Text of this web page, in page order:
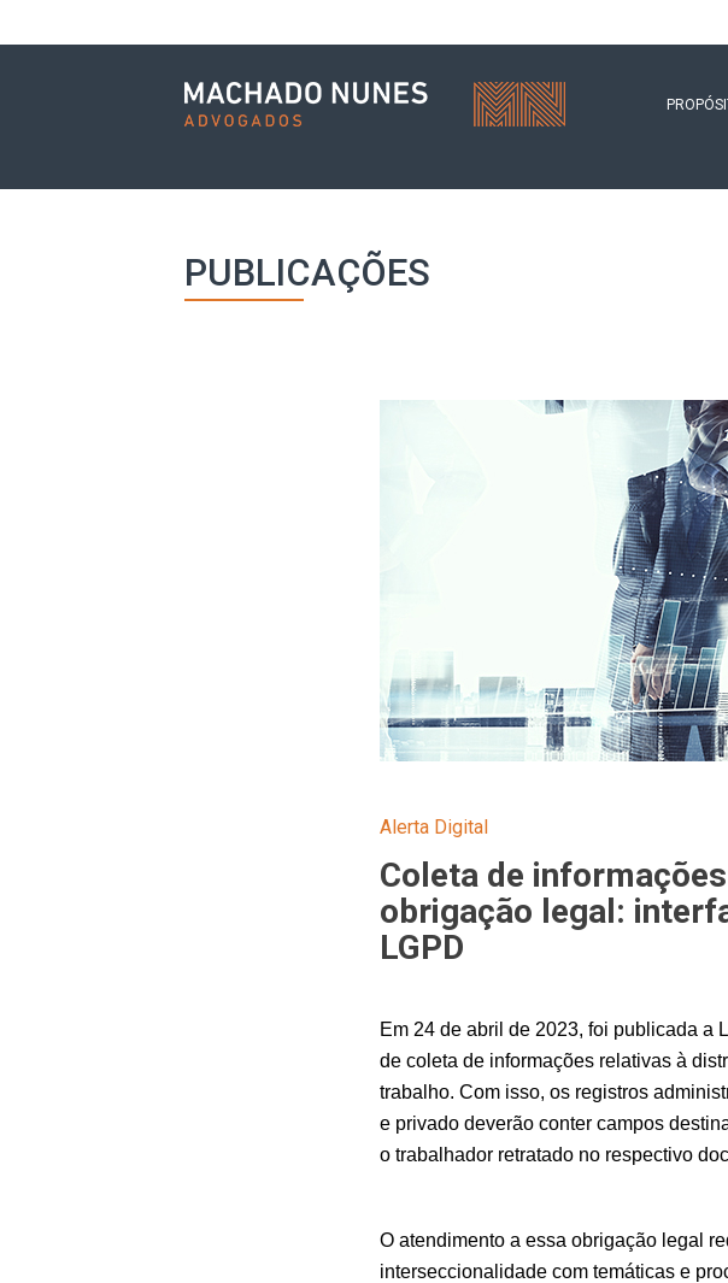
PUBLICAÇÕES
Alerta Digital
Coleta de
obrigação legal:
LGPD
Em 24 de abril de 2023, foi publicada a
de coleta de informações relativas à
trabalho. Com isso, os registros
e privado deverão conter campos
o trabalhador retratado no respectivo
O atendimento a essa obrigação legal
interseccionalidade com temáticas e